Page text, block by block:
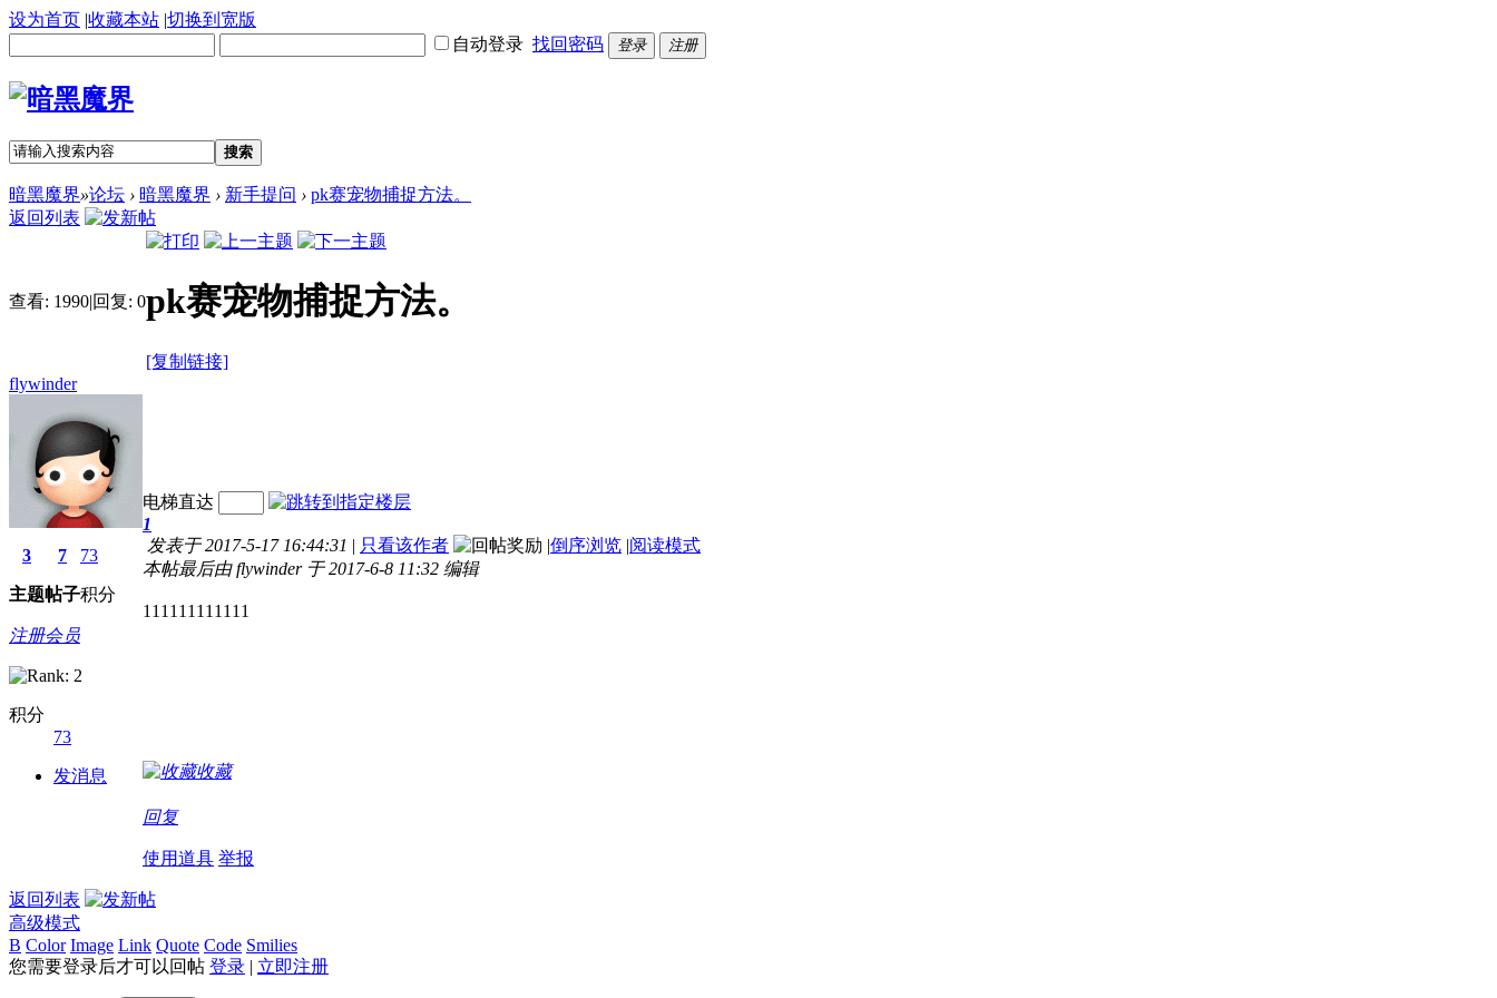
设为首页 |收藏本站 |切换到宽版
自动登录 找回密码 登录 注册
搜索
暗黑魔界»论坛 › 暗黑魔界 › 新手提问 › pk赛宠物捕捉方法。
返回列表
查看: 1990|回复: 0pk赛宠物捕捉方法。
[复制链接]
flywinder
3
主题
7
帖子
73
积分
注册会员
积分
73
发消息
电梯直达
1
发表于 2017-5-17 16:44:31 | 只看该作者 |倒序浏览 |阅读模式
本帖最后由 flywinder 于 2017-6-8 11:32 编辑
111111111111
收藏
回复
使用道具 举报
返回列表
高级模式
B Color Image Link Quote Code Smilies
您需要登录后才可以回帖 登录 | 立即注册